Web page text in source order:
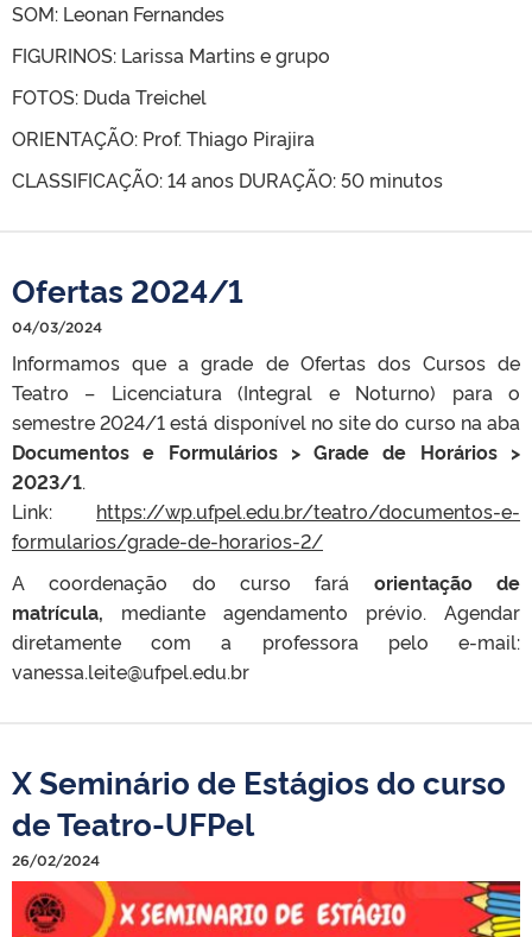
SOM: Leonan Fernandes
FIGURINOS: Larissa Martins e grupo
FOTOS: Duda Treichel
ORIENTAÇÃO: Prof. Thiago Pirajira
CLASSIFICAÇÃO: 14 anos DURAÇÃO: 50 minutos
Ofertas 2024/1
04/03/2024
Informamos que a grade de Ofertas dos Cursos de
Teatro – Licenciatura (Integral e Noturno) para o
semestre 2024/1 está disponível no site do curso na aba
Documentos e Formulários > Grade de Horários >
2023/1.
Link: https://wp.ufpel.edu.br/teatro/documentos-e-
formularios/grade-de-horarios-2/
A coordenação do curso fará orientação de
matrícula, mediante agendamento prévio. Agendar
diretamente com a professora pelo e-mail:
vanessa.leite@ufpel.edu.br
X Seminário de Estágios do curso
de Teatro-UFPel
26/02/2024